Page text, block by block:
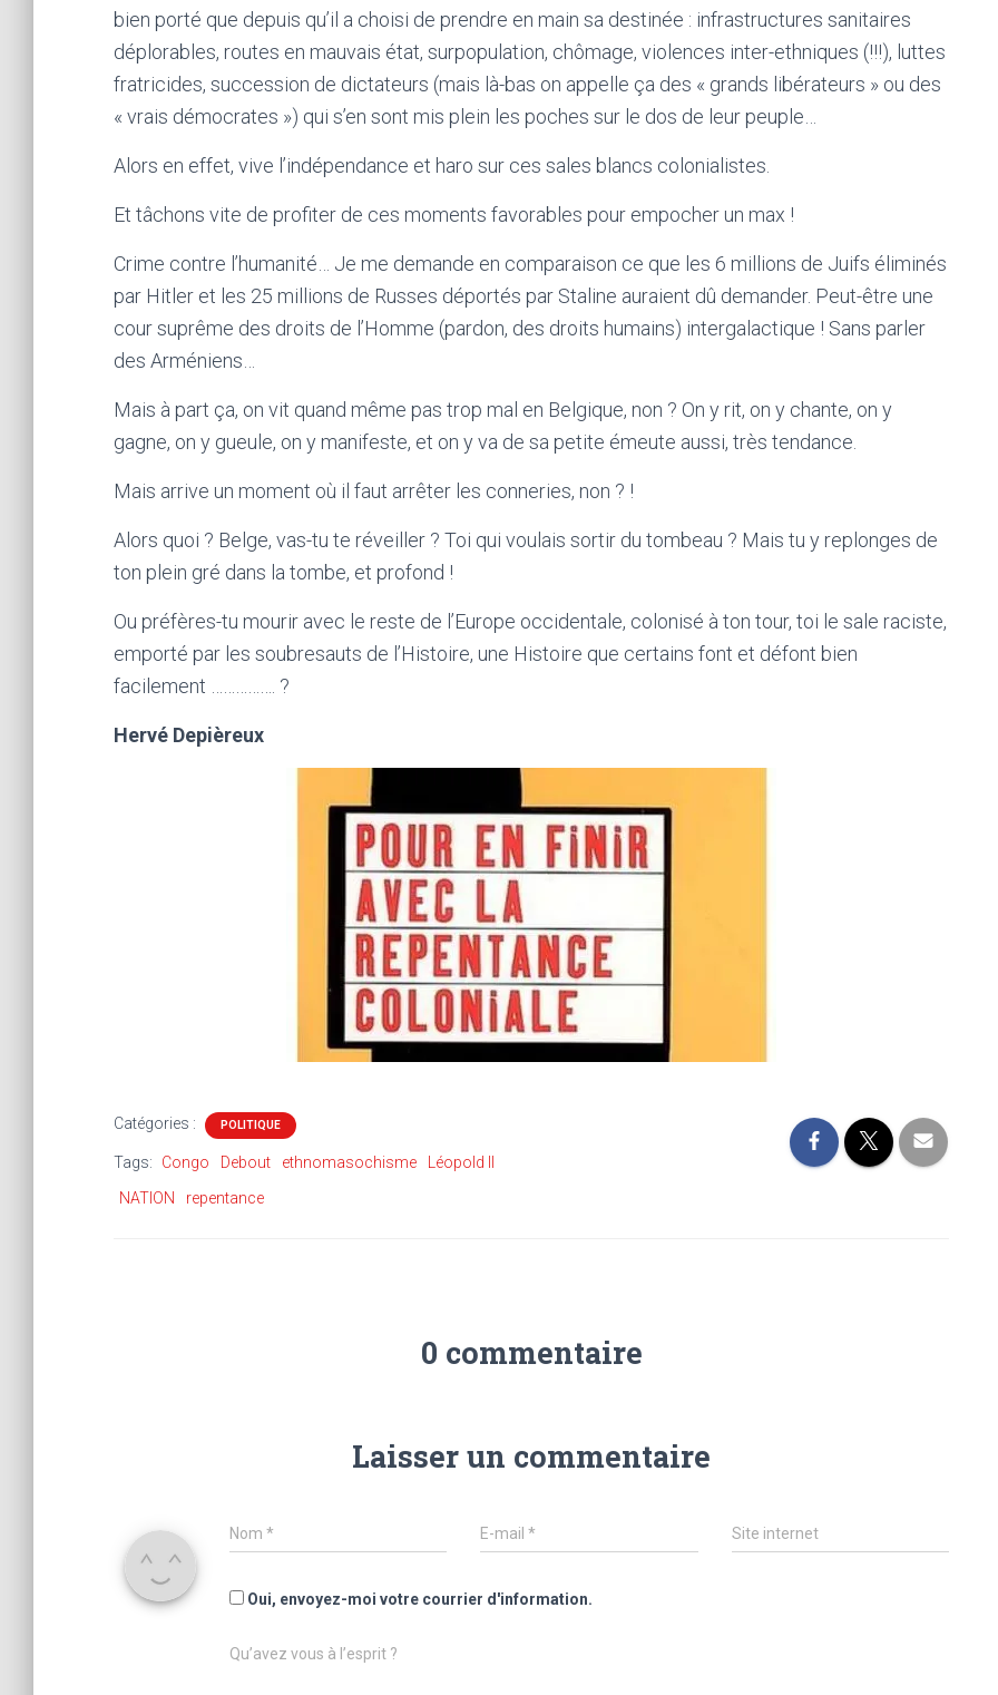
bien porté que depuis qu’il a choisi de prendre en main sa destinée : infrastructures sanitaires
déplorables, routes en mauvais état, surpopulation, chômage, violences inter-ethniques (!!!), luttes
fratricides, succession de dictateurs (mais là-bas on appelle ça des « grands libérateurs » ou des
« vrais démocrates ») qui s’en sont mis plein les poches sur le dos de leur peuple…
Alors en effet, vive l’indépendance et haro sur ces sales blancs colonialistes.
Et tâchons vite de profiter de ces moments favorables pour empocher un max !
Crime contre l’humanité… Je me demande en comparaison ce que les 6 millions de Juifs éliminés
par Hitler et les 25 millions de Russes déportés par Staline auraient dû demander. Peut-être une
cour suprême des droits de l’Homme (pardon, des droits humains) intergalactique ! Sans parler
des Arméniens…
Mais à part ça, on vit quand même pas trop mal en Belgique, non ? On y rit, on y chante, on y
gagne, on y gueule, on y manifeste, et on y va de sa petite émeute aussi, très tendance.
Mais arrive un moment où il faut arrêter les conneries, non ? !
Alors quoi ? Belge, vas-tu te réveiller ? Toi qui voulais sortir du tombeau ? Mais tu y replonges de
ton plein gré dans la tombe, et profond !
Ou préfères-tu mourir avec le reste de l’Europe occidentale, colonisé à ton tour, toi le sale raciste,
emporté par les soubresauts de l’Histoire, une Histoire que certains font et défont bien
facilement ……………. ?
Hervé Depièreux
Catégories : POLITIQUE
Tags: Congo Debout ethnomasochisme
Léopold II
NATION
repentance
0 commentaire
Laisser un commentaire
Nom * E-mail* Site internet
Oui, envoyez-moi votre courrier d'information.
Qu’avez vous à l’esprit ?